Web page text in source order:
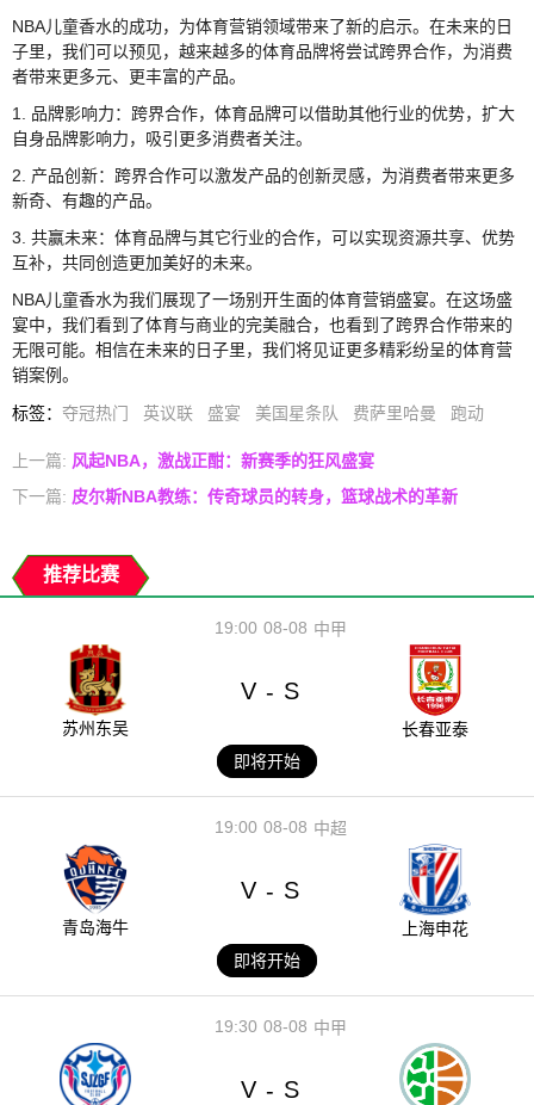
NBA儿童香水的成功，为体育营销领域带来了新的启示。在未来的日
子里，我们可以预见，越来越多的体育品牌将尝试跨界合作，为消费
者带来更多元、更丰富的产品。
1. 品牌影响力：跨界合作，体育品牌可以借助其他行业的优势，扩大
自身品牌影响力，吸引更多消费者关注。
2. 产品创新：跨界合作可以激发产品的创新灵感，为消费者带来更多
新奇、有趣的产品。
3. 共赢未来：体育品牌与其它行业的合作，可以实现资源共享、优势
互补，共同创造更加美好的未来。
NBA儿童香水为我们展现了一场别开生面的体育营销盛宴。在这场盛
宴中，我们看到了体育与商业的完美融合，也看到了跨界合作带来的
无限可能。相信在未来的日子里，我们将见证更多精彩纷呈的体育营
销案例。
标签： 夺冠热门 英议联 盛宴 美国星条队 费萨里哈曼 跑动
上一篇: 风起NBA，激战正酣：新赛季的狂风盛宴
下一篇: 皮尔斯NBA教练：传奇球员的转身，篮球战术的革新
推荐比赛
08-08
19:00 中甲
苏州东吴
V - S
长春亚泰
即将开始
08-08
19:00 中超
青岛海牛
V - S
上海申花
即将开始
08-08
19:30 中甲
V - S